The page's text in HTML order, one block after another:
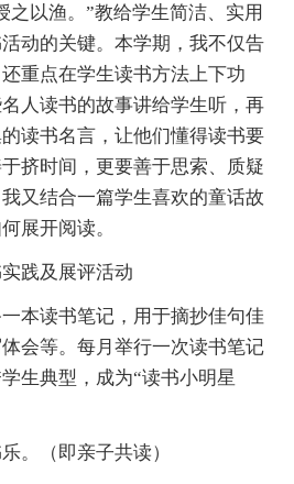
之以渔。”教给学生简洁、实用
动的关键。本学期，我不仅告
重点在学生读书方法上下功
人读书的故事讲给学生听，再
读书名言，让他们懂得读书要
挤时间，更要善于思索、质疑
又结合一篇学生喜欢的童话故
展开阅读。
践及展评活动
本读书笔记，用于摘抄佳句佳
会等。每月举行一次读书笔记
生典型，成为“读书小明星
。（即亲子共读）